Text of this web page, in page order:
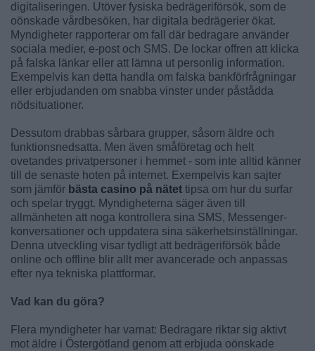
digitaliseringen. Utöver fysiska bedrägeriförsök, som de
oönskade vårdbesöken, har digitala bedrägerier ökat.
Myndigheter rapporterar om fall där bedragare använder
sociala medier, e-post och SMS. De lockar offren att klicka
på falska länkar eller att lämna ut personlig information.
Exempelvis kan detta handla om falska bankförfrågningar
eller erbjudanden om snabba vinster under påstådda
nödsituationer.
Dessutom drabbas sårbara grupper, såsom äldre och
funktionsnedsatta. Men även småföretag och helt
ovetandes privatpersoner i hemmet - som inte alltid känner
till de senaste hoten på internet. Exempelvis kan sajter
som jämför bästa casino på nätet tipsa om hur du surfar
och spelar tryggt. Myndigheterna säger även till
allmänheten att noga kontrollera sina SMS, Messenger-
konversationer och uppdatera sina säkerhetsinställningar.
Denna utveckling visar tydligt att bedrägeriförsök både
online och offline blir allt mer avancerade och anpassas
efter nya tekniska plattformar.
Vad kan du göra?
Flera myndigheter har varnat: Bedragare riktar sig aktivt
mot äldre i Östergötland genom att erbjuda oönskade